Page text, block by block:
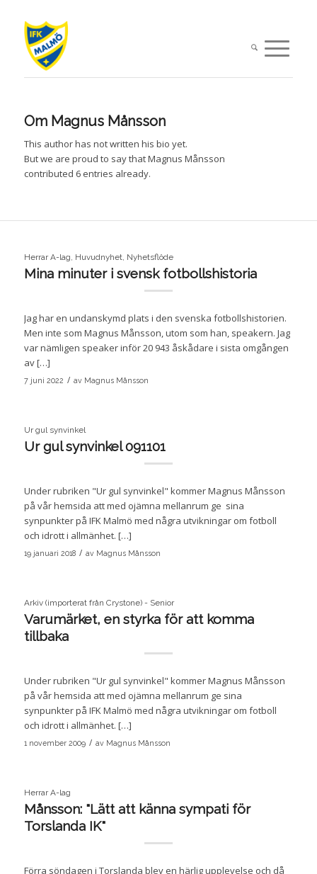
Om Magnus Månsson
This author has not written his bio yet.
But we are proud to say thatMagnus Månsson
contributed 6 entries already.
Herrar A-lag, Huvudnyhet, Nyhetsflöde
Mina minuter i svensk fotbollshistoria
Jag har en undanskymd plats i den svenska fotbollshistorien.
Men inte som Magnus Månsson, utom som han, speakern. Jag
var nämligen speaker inför 20 943 åskådare i sista omgången
av […]
7 juni 2022 / av Magnus Månsson
Ur gul synvinkel
Ur gul synvinkel 091101
Under rubriken "Ur gul synvinkel" kommer Magnus Månsson
på vår hemsida att med ojämna mellanrum ge sina
synpunkter på IFK Malmö med några utvikningar om fotboll
och idrott i allmänhet. […]
19 januari 2018 / av Magnus Månsson
Arkiv (importerat från Crystone) - Senior
Varumärket, en styrka för att komma
tillbaka
Under rubriken "Ur gul synvinkel" kommer Magnus Månsson
på vår hemsida att med ojämna mellanrum ge sina
synpunkter på IFK Malmö med några utvikningar om fotboll
och idrott i allmänhet. […]
1 november 2009 / av Magnus Månsson
Herrar A-lag
Månsson: "Lätt att känna sympati för
Torslanda IK"
Förra söndagen i Torslanda blev en härlig upplevelse och då